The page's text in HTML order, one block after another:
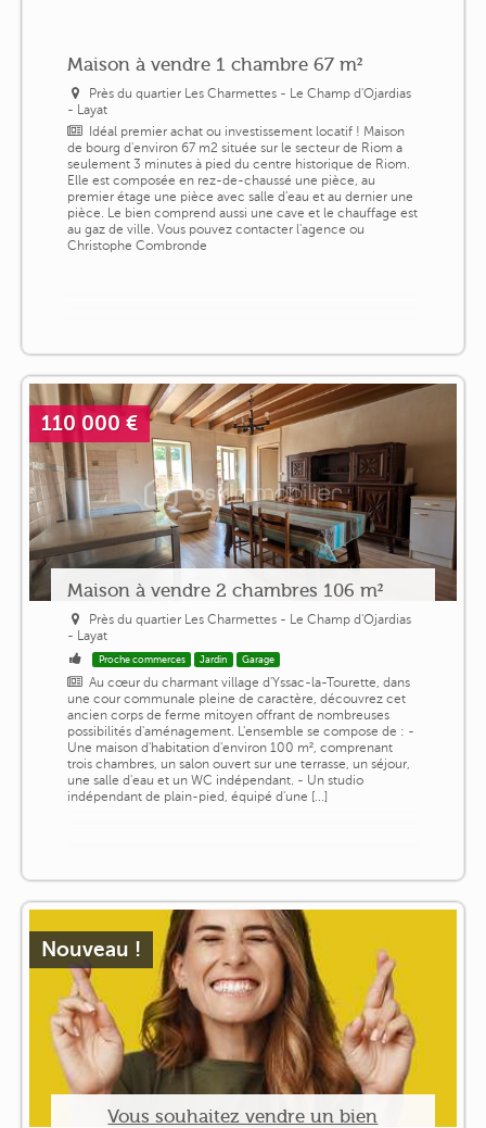
Maison à vendre 1 chambre 67 m²
Près du quartier Les Charmettes - Le Champ d'Ojardias
- Layat
Idéal premier achat ou investissement locatif ! Maison
de bourg d'environ 67 m2 située sur le secteur de Riom a
seulement 3 minutes à pied du centre historique de Riom.
Elle est composée en rez-de-chaussé une pièce, au
premier étage une pièce avec salle d'eau et au dernier une
pièce. Le bien comprend aussi une cave et le chauffage est
au gaz de ville. Vous pouvez contacter l'agence ou
Christophe Combronde
110 000 €
Maison à vendre 2 chambres 106 m²
Près du quartier Les Charmettes - Le Champ d'Ojardias
- Layat
Proche commerces Jardin Garage
Au cœur du charmant village d'Yssac-la-Tourette, dans
une cour communale pleine de caractère, découvrez cet
ancien corps de ferme mitoyen offrant de nombreuses
possibilités d'aménagement. L'ensemble se compose de : -
Une maison d'habitation d'environ 100 m², comprenant
trois chambres, un salon ouvert sur une terrasse, un séjour,
une salle d'eau et un WC indépendant. - Un studio
indépendant de plain-pied, équipé d'une [...]
Nouveau !
Vous souhaitez vendre un bien